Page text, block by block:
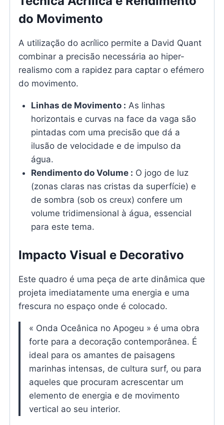
do Movimento
A utilização do acrílico permite a David Quant
combinar a precisão necessária ao hiper-
realismo com a rapidez para captar o efémero
do movimento.
Linhas de Movimento : As linhas
horizontais e curvas na face da vaga são
pintadas com uma precisão que dá a
ilusão de velocidade e de impulso da
água.
Rendimento do Volume : O jogo de luz
(zonas claras nas cristas da superfície) e
de sombra (sob os creux) confere um
volume tridimensional à água, essencial
para este tema.
Impacto Visual e Decorativo
Este quadro é uma peça de arte dinâmica que
projeta imediatamente uma energia e uma
frescura no espaço onde é colocado.
« Onda Oceânica no Apogeu » é uma obra
forte para a decoração contemporânea. É
ideal para os amantes de paisagens
marinhas intensas, de cultura surf, ou para
aqueles que procuram acrescentar um
elemento de energia e de movimento
vertical ao seu interior.